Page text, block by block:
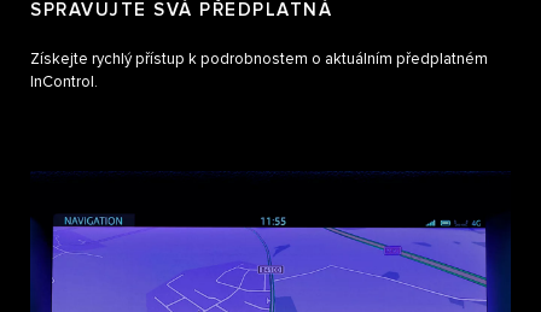
SPRAVUJTE SVÁ PŘEDPLATNÁ
Získejte rychlý přístup k podrobnostem o aktuálním předplatném
InControl.